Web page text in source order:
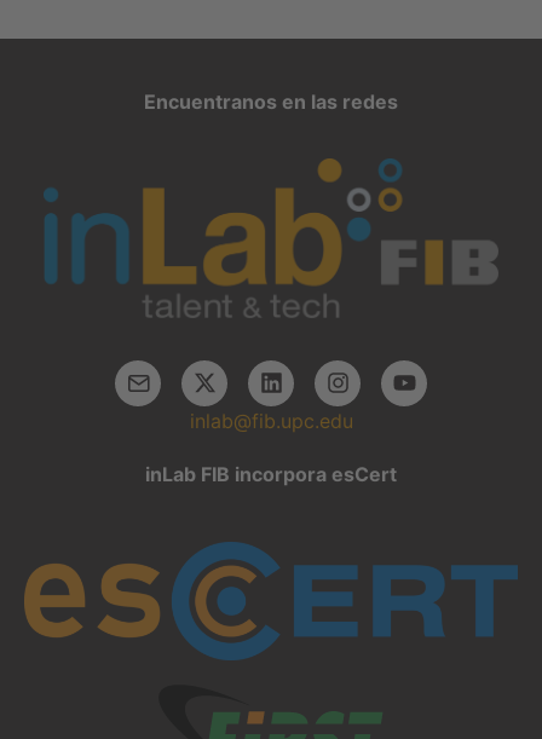
Encuentranos en las redes
inlab@fib.upc.edu
inLab FIB incorpora esCert